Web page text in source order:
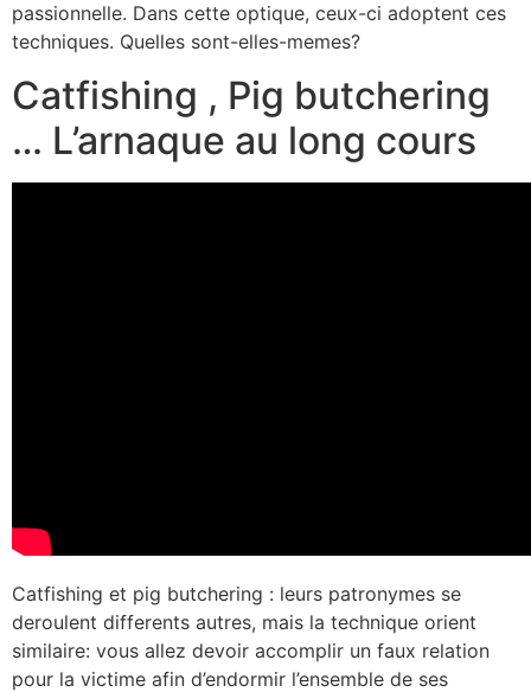
passionnelle. Dans cette optique, ceux-ci adoptent ces
techniques. Quelles sont-elles-memes?
Catfishing , Pig butchering
… L’arnaque au long cours
Catfishing et pig butchering : leurs patronymes se
deroulent differents autres, mais la technique orient
similaire: vous allez devoir accomplir un faux relation
pour la victime afin d’endormir l’ensemble de ses